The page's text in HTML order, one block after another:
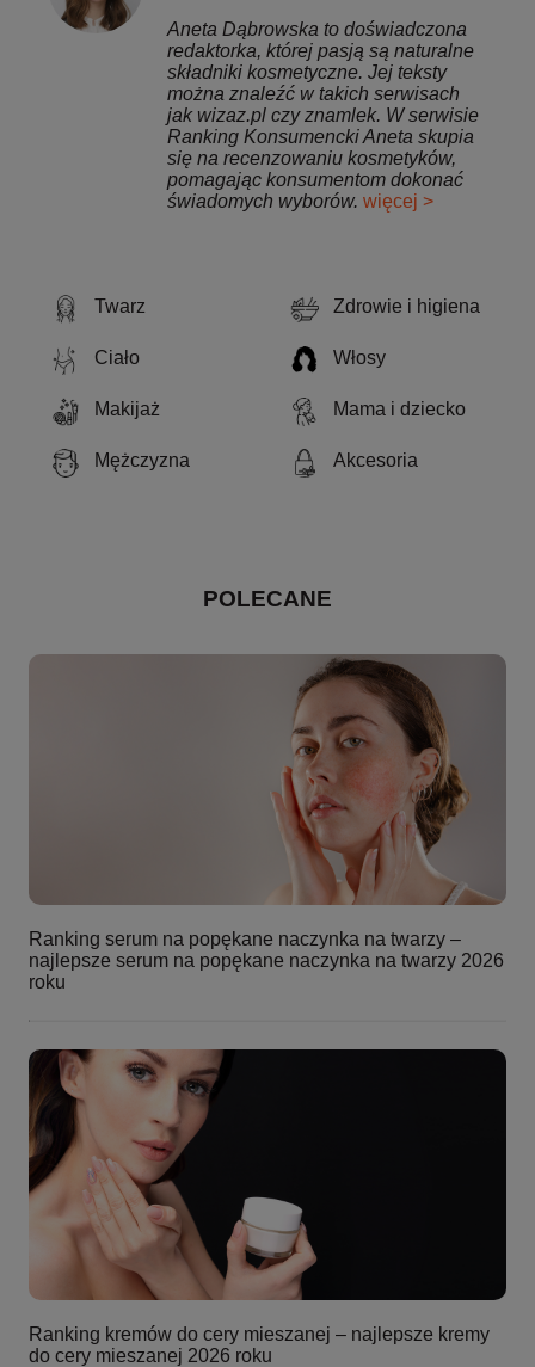
Twarz Zdrowie i higiena
Ciało Włosy
Makijaż Mama i dziecko
Mężczyzna Akcesoria
POLECANE
Ranking serum na popękane naczynka na twarzy –
najlepsze serum na popękane naczynka na twarzy 2026
roku
Ranking kremów do cery mieszanej – najlepsze kremy
do cery mieszanej 2026 roku
Aneta Dąbrowska to doświadczona
redaktorka, której pasją są naturalne
składniki kosmetyczne. Jej teksty
można znaleźć w takich serwisach
jak wizaz.pl czy znamlek. W serwisie
Ranking Konsumencki Aneta skupia
się na recenzowaniu kosmetyków,
pomagając konsumentom dokonać
świadomych wyborów. więcej >